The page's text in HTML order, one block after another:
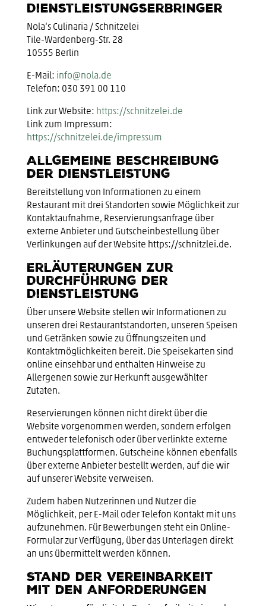
Dienstleistungserbringer
Nola‘s Culinaria / Schnitzelei
Tile-Wardenberg-Str. 28
10555 Berlin
E-Mail: info@nola.de
Telefon: 030 391 00 110
Link zur Website: https://schnitzelei.de
Link zum Impressum:
https://schnitzelei.de/impressum
Allgemeine Beschreibung
der Dienstleistung
Bereitstellung von Informationen zu einem
Restaurant mit drei Standorten sowie Möglichkeit zur
Kontaktaufnahme, Reservierungsanfrage über
externe Anbieter und Gutscheinbestellung über
Verlinkungen auf der Website https://schnitzlei.de.
Erläuterungen zur
Durchführung der
Dienstleistung
Über unsere Website stellen wir Informationen zu
unseren drei Restaurantstandorten, unseren Speisen
und Getränken sowie zu Öffnungszeiten und
Kontaktmöglichkeiten bereit. Die Speisekarten sind
online einsehbar und enthalten Hinweise zu
Allergenen sowie zur Herkunft ausgewählter
Zutaten.
Reservierungen können nicht direkt über die
Website vorgenommen werden, sondern erfolgen
entweder telefonisch oder über verlinkte externe
Buchungsplattformen. Gutscheine können ebenfalls
über externe Anbieter bestellt werden, auf die wir
auf unserer Website verweisen.
Zudem haben Nutzerinnen und Nutzer die
Möglichkeit, per E-Mail oder Telefon Kontakt mit uns
aufzunehmen. Für Bewerbungen steht ein Online-
Formular zur Verfügung, über das Unterlagen direkt
an uns übermittelt werden können.
Stand der Vereinbarkeit
mit den Anforderungen